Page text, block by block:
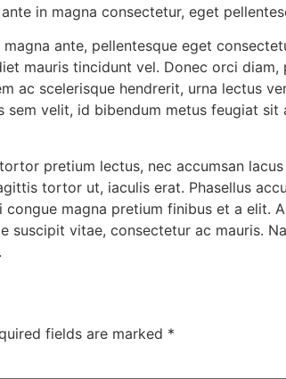
in magna consectetur, eget
ante, pellentesque eget
mauris tincidunt vel. Donec orci
ac scelerisque hendrerit, urna lectus
sem velit, id bibendum metus feugiat
pretium lectus, nec accumsan
tortor ut, iaculis erat. Phasellus
magna pretium finibus et a elit.
suscipit vitae, consectetur ac mauris.
fields are marked *